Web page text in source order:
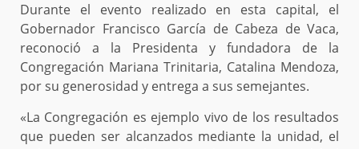
Durante el evento realizado en esta capital, el
Gobernador Francisco García de Cabeza de Vaca,
reconoció a la Presidenta y fundadora de la
Congregación Mariana Trinitaria, Catalina Mendoza,
por su generosidad y entrega a sus semejantes.
«La Congregación es ejemplo vivo de los resultados
que pueden ser alcanzados mediante la unidad, el